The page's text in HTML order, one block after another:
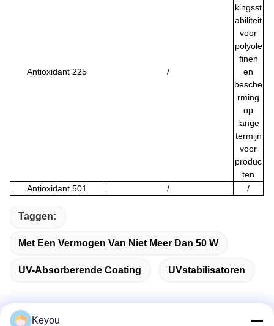
Antioxidant 225 /
kingsst
abiliteit
voor
polyole
finen
en
besche
rming
op
lange
termijn
voor
produc
ten
Antioxidant 501
/ /
Taggen:
Met Een Vermogen Van Niet Meer Dan 50 W
UV-Absorberende Coating UVstabilisatoren
Keyou